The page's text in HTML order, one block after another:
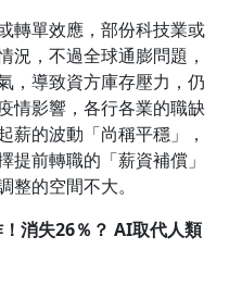
轉單效應，部份科技業或
況，不過全球通膨問題，
，導致資方庫存壓力，仍
情影響，各行各業的職缺
薪的波動「尚稱平穩」，
提前轉職的「薪資補償」
的空間不大。
消失26％？ AI取代人類